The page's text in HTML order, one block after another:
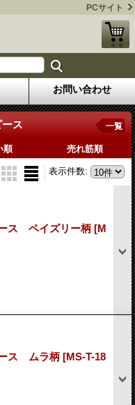
PCサイト
お問い合わせ
ス 一覧
順 売れ筋順
表示件数:
ス ペイズリー柄 [M
ス ムラ柄 [MS-T-18